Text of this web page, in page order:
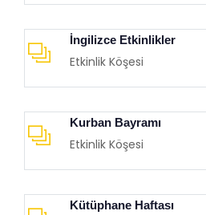
İngilizce Etkinlikler
Etkinlik Köşesi
Kurban Bayramı
Etkinlik Köşesi
Kütüphane Haftası